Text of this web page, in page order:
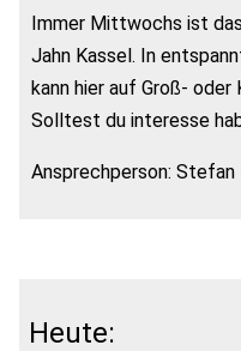
Immer Mittwochs ist
Jahn Kassel. In
kann hier auf Groß-
Solltest du interesse
Ansprechperson: Stefan
Heute: